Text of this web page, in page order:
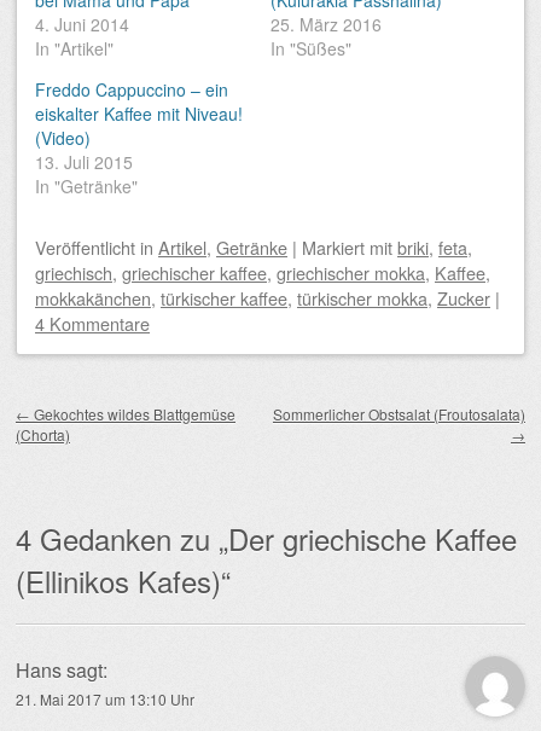
4. Juni 2014
In "Artikel"
25. März 2016
In "Süßes"
Freddo Cappuccino – ein
eiskalter Kaffee mit Niveau!
(Video)
13. Juli 2015
In "Getränke"
Veröffentlicht in Artikel, Getränke | Markiert mitbriki, feta,
griechisch, griechischer kaffee, griechischer mokka, Kaffee,
mokkakänchen, türkischer kaffee, türkischer mokka, Zucker |
4 Kommentare
← Gekochtes wildes Blattgemüse
(Chorta)
Sommerlicher Obstsalat (Froutosalata)
→
4 Gedanken zu „Der griechische Kaffee
(Ellinikos Kafes)“
Hanssagt:
21. Mai 2017 um 13:10 Uhr